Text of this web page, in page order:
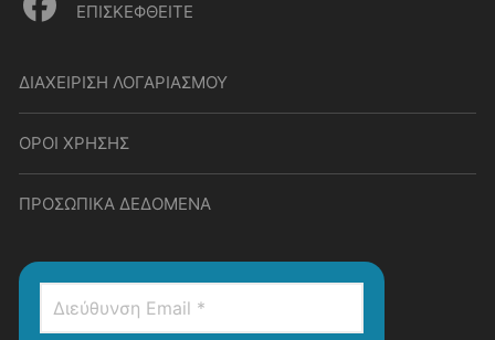
ΕΠΙΣΚΕΦΘΕΙΤΕ
ΔΙΑΧΕΙΡΙΣΗ ΛΟΓΑΡΙΑΣΜΟΥ
ΟΡΟΙ ΧΡΗΣΗΣ
ΠΡΟΣΩΠΙΚΑ ΔΕΔΟΜΕΝΑ